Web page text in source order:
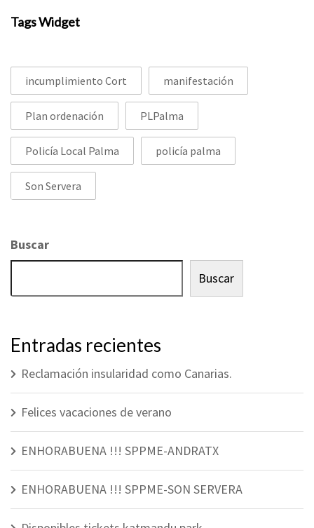
Tags Widget
incumplimiento Cort manifestación
Plan ordenación PLPalma
Policía Local Palma policía palma
Son Servera
Buscar
Buscar
Entradas recientes
Reclamación insularidad como Canarias.
Felices vacaciones de verano
ENHORABUENA !!! SPPME-ANDRATX
ENHORABUENA !!! SPPME-SON SERVERA